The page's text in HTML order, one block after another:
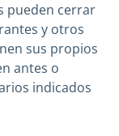
pueden cerrar
y otros
sus propios
antes o
indicados